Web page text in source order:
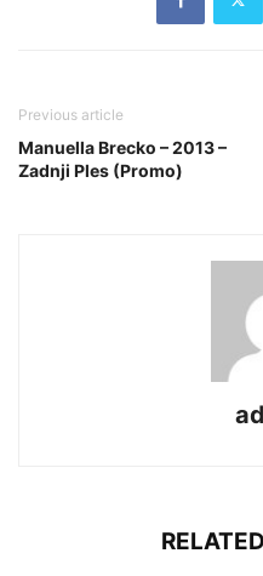
Previous article
Manuella Brecko – 2013 –
Zadnji Ples (Promo)